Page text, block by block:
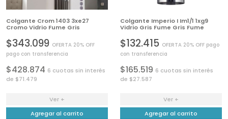
Colgante Crom 1403 3xe27
Cromo Vidrio Fume Gris
$343.099 OFERTA 20% OFF
pago con transferencia
$428.874 6 cuotas sin interés
de $71.479
Ver +
Agregar al carrito
Colgante Imperio I Im1/1 1xg9
Vidrio Gris Fume Gris Fume
$132.415 OFERTA 20% OFF pago
con transferencia
$165.519 6 cuotas sin interés
de $27.587
Ver +
Agregar al carrito